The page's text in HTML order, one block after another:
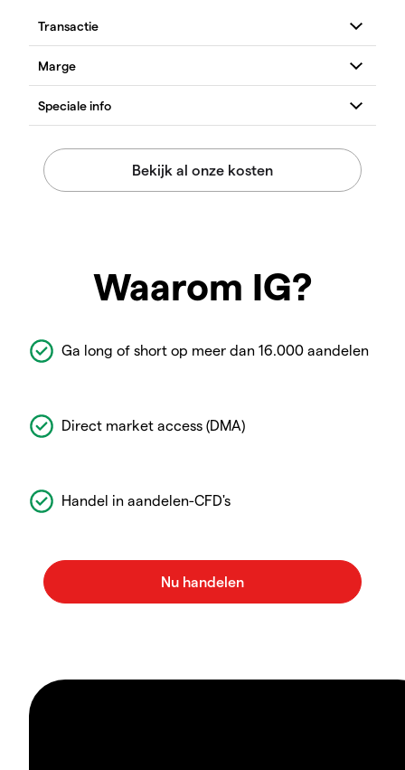
Waarom IG?
Ga long of short op meer dan 16.000 aandelen
Direct market access (DMA)
Handel in aandelen-CFD's